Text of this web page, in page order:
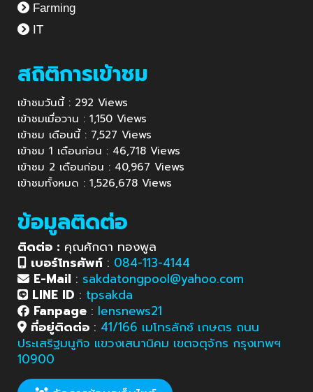
Farming
IT
สถิติการเข้าชม
เข้าชมวันนี้ : 292 Views
เข้าชมเมื่อวาน : 1,150 Views
เข้าชม เดือนนี้ : 7,527 Views
เข้าชม 1 เดือนก่อน : 46,718 Views
เข้าชม 2 เดือนก่อน : 40,967 Views
เข้าชมทั้งหมด : 1,526,678 Views
ข้อมูลติดต่อ
ติดต่อ : คุณศักดา ทองพูล
เบอร์โทรศัพท์ : 084-113-4144
E-Mail : sakdatongpool@yahoo.com
LINE ID : tpsakda
Fanpage : lensnews21
ที่อยู่ติดต่อ : 41/166 เมโทรลักซ์ เกษตร ถนน
ประเสริฐมนูกิจ แขวงเสนานิคม เขตจตุจักร กรุงเทพฯ
10900